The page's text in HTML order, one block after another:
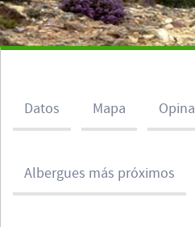
Datos Mapa Opina
Albergues más próximos